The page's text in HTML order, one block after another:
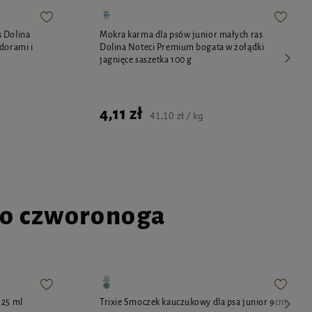
Dolina
i
Mokra karma dla psów junior małych ras
Dolina Noteci Premium bogata w żołądki
jagnięce saszetka 100 g
4,11 zł 41,10 zł / kg
czworonoga
ml Trixie Smoczek kauczukowy dla psa junior 9cm